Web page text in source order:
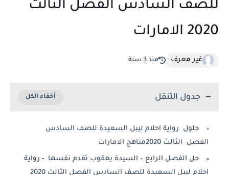
للصف السادس الفصل الثالث
2020 الامارات
غير معرف منذ 3 سنة
جدول التنقل
حلول رواية احلام ليبل السعيدة للصف السادس
الفصل الثالث 2020مناهج الامارات
حل الفصل الرابع – السيدة يعقوب تقدم نفسها - رواية
احلام ليبل السعيدة للصف السادس الفصل الثالث 2020